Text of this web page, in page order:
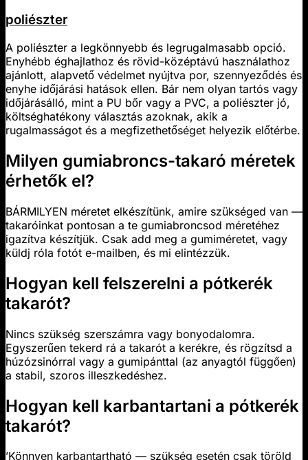
poliészter
A poliészter a legkönnyebb és legrugalmasabb opció.
Enyhébb éghajlathoz és rövid-középtávú használathoz
ajánlott, alapvető védelmet nyújtva por, szennyeződés és
enyhe időjárási hatások ellen. Bár nem olyan tartós vagy
időjárásálló, mint a PU bőr vagy a PVC, a poliészter jó,
költséghatékony választás azoknak, akik a
rugalmasságot és a megfizethetőséget helyezik előtérbe.
Milyen gumiabroncs-takaró méretek
érhetők el?
BÁRMILYEN méretet elkészítünk, amire szükséged van —
takaróinkat pontosan a te gumiabroncsod méretéhez
igazítva készítjük. Csak add meg a gumiméretet, vagy
küldj róla fotót e-mailben, és mi elintézzük.
Hogyan kell felszerelni a pótkerék
takarót?
Nincs szükség szerszámra vagy bonyodalomra.
Egyszerűen tekerd rá a takarót a kerékre, és rögzítsd a
húzózsinórral vagy a gumipánttal (az anyagtól függően)
a stabil, szoros illeszkedéshez.
Hogyan kell karbantartani a pótkerék
takarót?
’Könnyen karbantartható — szükség esetén csak töröld